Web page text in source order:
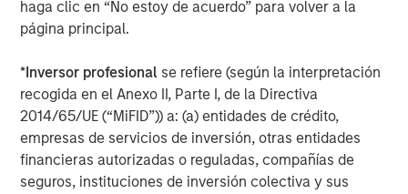
haga clic en “No estoy de acuerdo” para volver a la
página principal.
*Inversor profesional se refiere (según la interpretación
recogida en el Anexo II, Parte I, de la Directiva
2014/65/UE (“MiFID”)) a: (a) entidades de crédito,
empresas de servicios de inversión, otras entidades
financieras autorizadas o reguladas, compañías de
seguros, instituciones de inversión colectiva y sus
surgery center operator with integrated practice
management services focused on ophthalmology. The
company delivers comprehensive management and
support services to ophthalmology and optometry
practices, as well as single-specialty eye surgery
centers. Today UVP supports a network of 64 clinic
locations and 19 ambulatory surgery centers. For more
information, visit www.uvpeye.com